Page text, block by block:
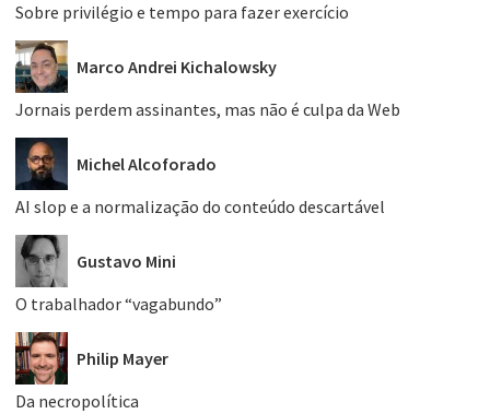
Sobre privilégio e tempo para fazer exercício
Marco Andrei Kichalowsky
Jornais perdem assinantes, mas não é culpa da Web
Michel Alcoforado
AI slop e a normalização do conteúdo descartável
Gustavo Mini
O trabalhador “vagabundo”
Philip Mayer
Da necropolítica